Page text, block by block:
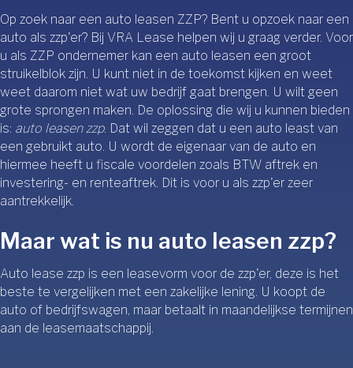
Op zoek naar een auto leasen ZZP? Bent u opzoek naar een
auto als zzp'er? Bij VRA Lease helpen wij u graag verder. Voor
u als ZZP ondernemer kan een auto leasen een groot
struikelblok zijn. U kunt niet in de toekomst kijken en weet
weet daarom niet wat uw bedrijf gaat brengen. U wilt geen
grote sprongen maken. De oplossing die wij u kunnen bieden
is: auto leasen zzp. Dat wil zeggen dat u een auto least van
een gebruikt auto. U wordt de eigenaar van de auto en
hiermee heeft u fiscale voordelen zoals BTW aftrek en
investering- en renteaftrek. Dit is voor u als zzp'er zeer
aantrekkelijk.
Maar wat is nu auto leasen zzp?
Auto lease zzp is een leasevorm voor de zzp'er, deze is het
beste te vergelijken met een zakelijke lening. U koopt de
auto of bedrijfswagen, maar betaalt in maandelijkse termijnen
aan de leasemaatschappij.